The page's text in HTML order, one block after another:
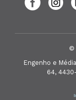
©
Engenho e
64,